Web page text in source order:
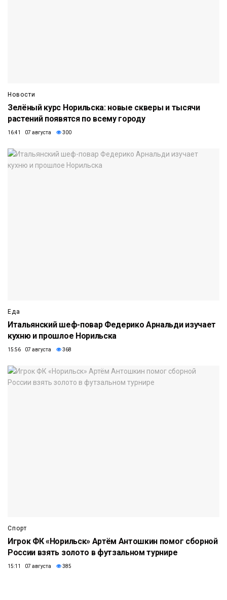
Новости
Зелёный курс Норильска: новые скверы и тысячи
растений появятся по всему городу
16:41 07 августа 300
Еда
Итальянский шеф-повар Федерико Арнальди изучает
кухню и прошлое Норильска
15:56 07 августа 368
Спорт
Игрок ФК «Норильск» Артём Антошкин помог сборной
России взять золото в футзальном турнире
15:11 07 августа 385